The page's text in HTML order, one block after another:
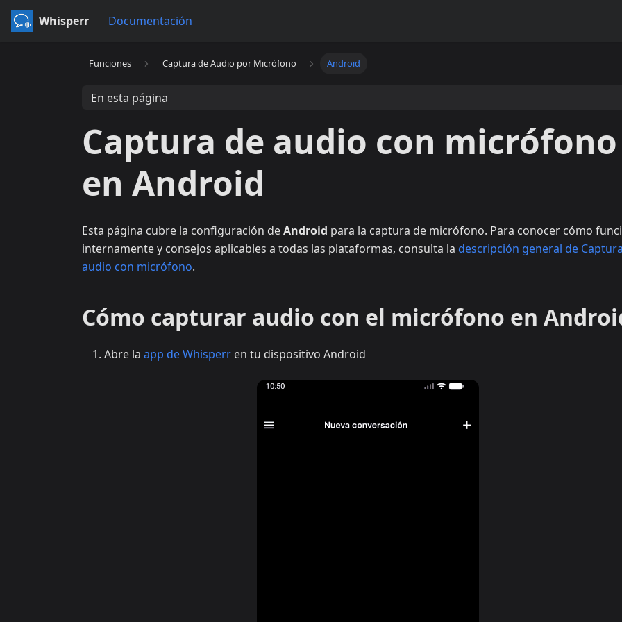
Whisperr Documentación
Funciones Captura de Audio por Micrófono Android
En esta página
Captura de audio con micrófono
en Android
Esta página cubre la configuración deAndroid para la captura de micrófono. Para conocer cómo
internamente y consejos aplicables a todas las plataformas, consulta la descripción general de
audio con micrófono.
Cómo capturar audio con el micrófono en
Abre la app de Whisperr en tu dispositivo Android